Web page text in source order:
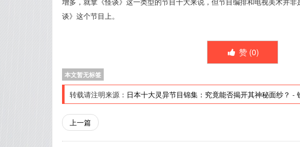
谈》这个节目上。
赞 (0)
本文暂无标签
转载请注明来源： 日本十大灵异节目锦集：究竟能否揭开其神秘面纱？ -
上一篇